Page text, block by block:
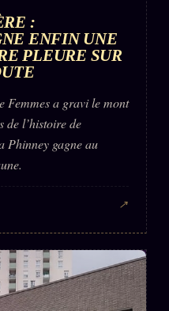
:
ENFIN UNE
PLEURE SUR
Femmes a gravi le mont
de l’histoire de
Phinney gagne au
↗